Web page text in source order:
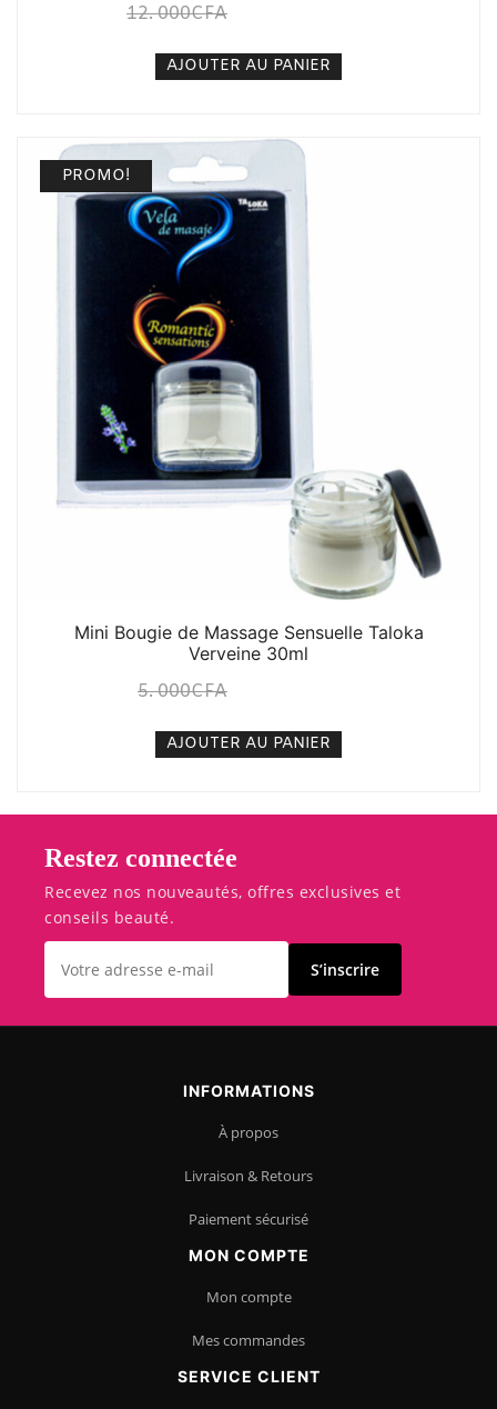
12. 000CFA
AJOUTER AU PANIER
PROMO!
Mini Bougie de Massage Sensuelle Taloka
Verveine 30ml
5. 000CFA
AJOUTER AU PANIER
Restez connectée
Recevez nos nouveautés, offres exclusives et
conseils beauté.
S’inscrire
INFORMATIONS
À propos
Livraison & Retours
Paiement sécurisé
MON COMPTE
Mon compte
Mes commandes
SERVICE CLIENT